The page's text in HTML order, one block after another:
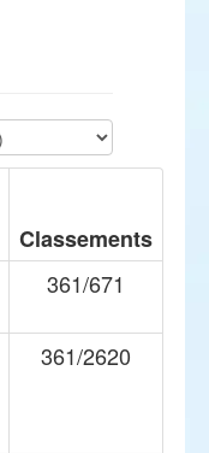
Classements
361/671
361/2620